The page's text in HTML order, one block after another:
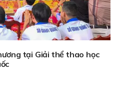
tại Giải thể thao học